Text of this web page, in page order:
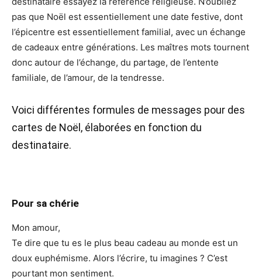
pas que Noël est essentiellement une date festive, dont
l’épicentre est essentiellement familial, avec un échange
de cadeaux entre générations. Les maîtres mots tournent
donc autour de l’échange, du partage, de l’entente
familiale, de l’amour, de la tendresse.
Voici différentes formules de messages pour des
cartes de Noël, élaborées en fonction du
destinataire.
Pour sa chérie
Mon amour,
Te dire que tu es le plus beau cadeau au monde est un
doux euphémisme. Alors l’écrire, tu imagines ? C’est
pourtant mon sentiment.